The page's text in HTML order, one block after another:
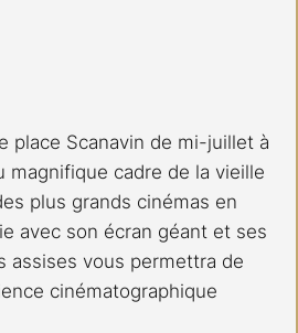
place Scanavin de mi-juillet à
cadre de la vieille
plus grands cinémas en
avec son écran géant et ses
assises vous permettra de
cinématographique